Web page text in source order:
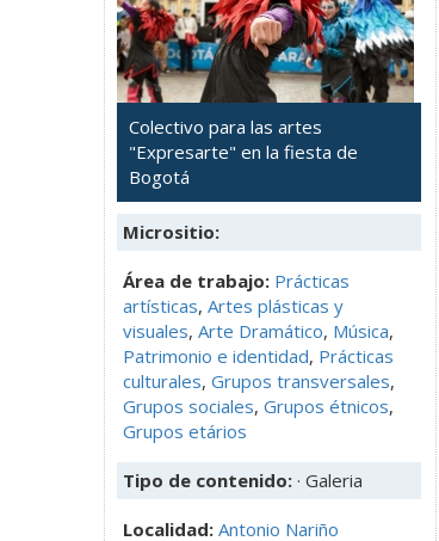
Colectivo para las artes
"Expresarte" en la fiesta de
Bogotá
Micrositio:
Área de trabajo: Prácticas
artísticas, Artes plásticas y
visuales, Arte Dramático, Música,
Patrimonio e identidad, Prácticas
culturales, Grupos transversales,
Grupos sociales, Grupos étnicos,
Grupos etários
Tipo de contenido: · Galeria
Localidad: Antonio Nariño